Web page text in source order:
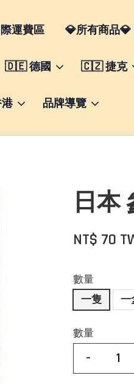
運費區 💎所有商品💎
🇩🇪 德國 🇨🇿 捷克
品牌導覽
日本
NT$ 70
數量
一隻
一
數量
-